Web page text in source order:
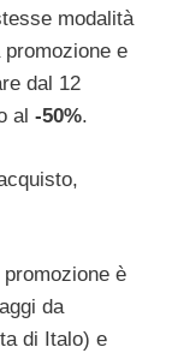
modalità
e
dal 12
al -50%.
è
da
di Italo) e